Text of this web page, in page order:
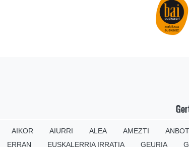
AIKOR AIURRI ALEA AMEZTI
ERRAN EUSKALERRIA IRRATIA GEURIA